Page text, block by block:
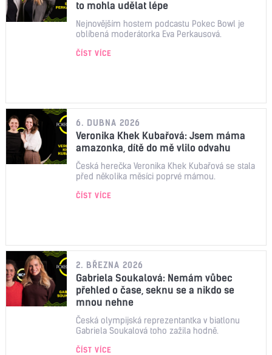
to mohla udělat lépe
Nejnovějším hostem podcastu Pokec Bowl je
oblíbená moderátorka Eva Perkausová.
ČÍST VÍCE
6. DUBNA 2026
Veronika Khek Kubařová: Jsem máma
amazonka, dítě do mě vlilo odvahu
Česká herečka Veronika Khek Kubařová se stala
před několika měsíci poprvé mámou.
ČÍST VÍCE
2. BŘEZNA 2026
Gabriela Soukalová: Nemám vůbec
přehled o čase, seknu se a nikdo se
mnou nehne
Česká olympijská reprezentantka v biatlonu
Gabriela Soukalová toho zažila hodně.
ČÍST VÍCE